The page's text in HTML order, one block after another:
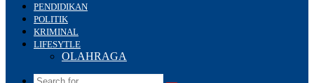
PENDIDIKAN
POLITIK
KRIMINAL
LIFESYTLE
OLAHRAGA